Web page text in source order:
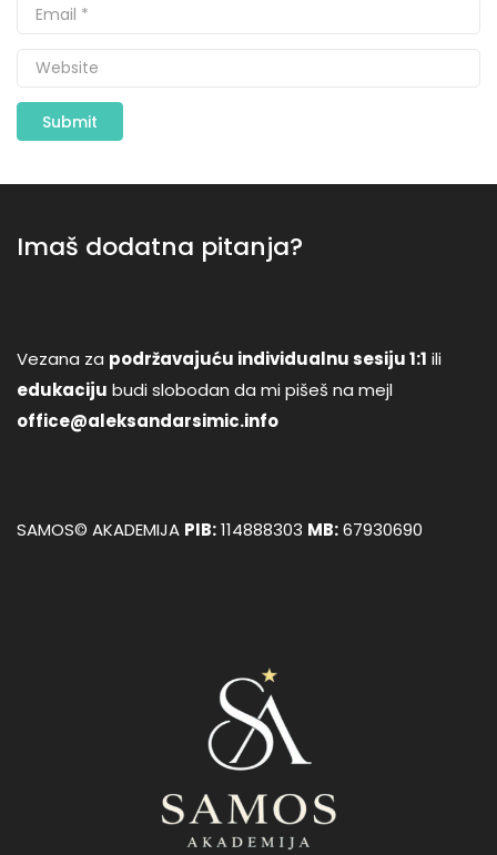
Imaš dodatna pitanja?
Vezana za podržavajuću individualnu sesiju 1:1 ili
edukaciju budi slobodan da mi pišeš na mejl
office@aleksandarsimic.info
SAMOS© AKADEMIJA PIB:114888303 MB:67930690